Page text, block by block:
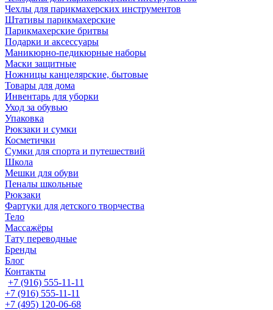
Чехлы для парикмахерских инструментов
Штативы парикмахерские
Парикмахерские бритвы
Подарки и аксессуары
Маникюрно-педикюрные наборы
Маски защитные
Ножницы канцелярские, бытовые
Товары для дома
Инвентарь для уборки
Уход за обувью
Упаковка
Рюкзаки и сумки
Косметички
Сумки для спорта и путешествий
Школа
Мешки для обуви
Пеналы школьные
Рюкзаки
Фартуки для детского творчества
Тело
Массажёры
Тату переводные
Бренды
Блог
Контакты
+7 (916) 555-11-11
+7 (916) 555-11-11
+7 (495) 120-06-68